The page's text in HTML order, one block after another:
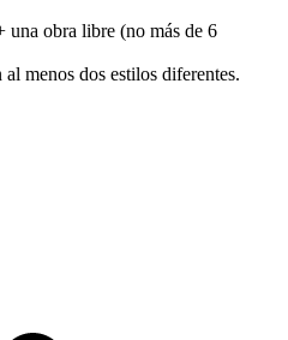
una obra libre (no más de 6
menos dos estilos diferentes.